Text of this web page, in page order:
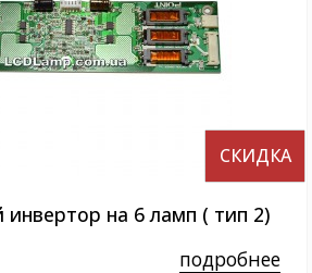
СКИДКА
инвертор на 6 ламп ( тип 2)
подробнее